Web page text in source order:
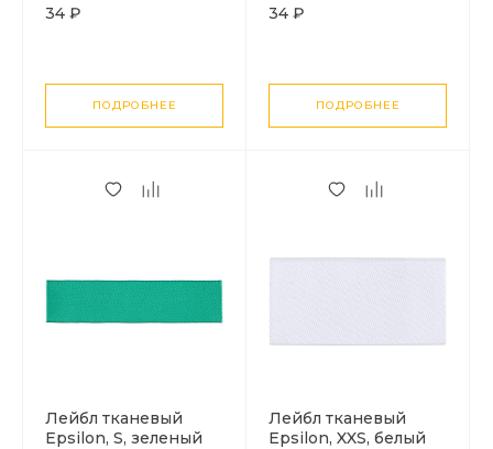
34 ₽
ПОДРОБНЕЕ
34 ₽
ПОДРОБНЕЕ
Лейбл тканевый
Epsilon, S, зеленый
Лейбл тканевый
Epsilon, XXS, белый